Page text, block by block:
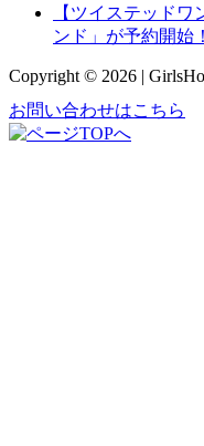
【ツイステッド
ンド」が予約開始！
Copyright © 2026 |
お問い合わせはこちら